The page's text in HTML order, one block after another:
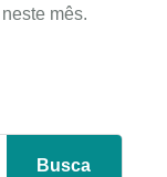
mês.
Busca